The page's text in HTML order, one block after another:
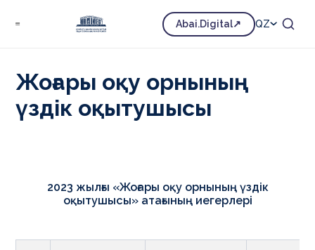
Abai.Digital QZ
Сараптама орталығы
Жоғары оқу орнының үздік оқытушысы
Жоғары оқу орнының
үздік оқытушысы
2023 жылғы «Жоғары оқу орнының үздік
оқытушысы» атағының иегерлері